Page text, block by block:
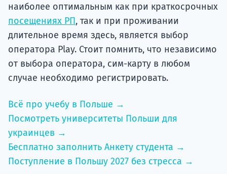
наиболее оптимальным как при краткосрочных
посещениях РП, так и при проживании
длительное время здесь, является выбор
оператора Play. Стоит помнить, что независимо
от выбора оператора, сим-карту в любом
случае необходимо регистрировать.
Всё про учебу в Польше →
Посмотреть университеты Польши для
украинцев →
Бесплатно заполнить Анкету студента →
Поступление в Польшу 2027 без стресса →